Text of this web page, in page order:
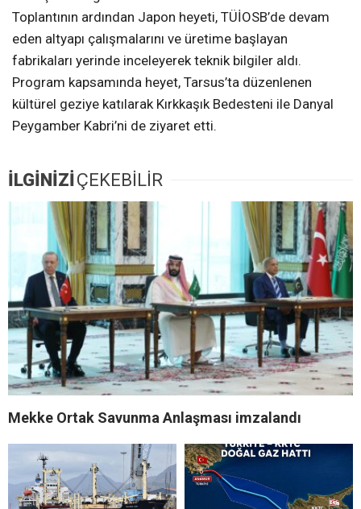
Toplantının ardından Japon heyeti, TÜİOSB’de devam
eden altyapı çalışmalarını ve üretime başlayan
fabrikaları yerinde inceleyerek teknik bilgiler aldı.
Program kapsamında heyet, Tarsus’ta düzenlenen
kültürel geziye katılarak Kırkkaşık Bedesteni ile Danyal
Peygamber Kabri’ni de ziyaret etti.
İLGİNİZİÇEKEBİLİR
Mekke Ortak Savunma Anlaşması imzalandı